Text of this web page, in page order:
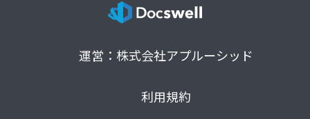
運営：株式会社アプルーシッド
利用規約